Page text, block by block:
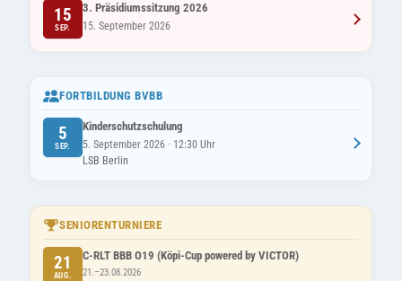
15
SEP.
3. Präsidiumssitzung 2026
15. September 2026
FORTBILDUNG BVBB
5
SEP.
Kinderschutzschulung
5. September 2026 · 12:30 Uhr
LSB Berlin
SENIORENTURNIERE
21
AUG.
C-RLT BBB O19 (Köpi-Cup powered by VICTOR)
21.–23.08.2026